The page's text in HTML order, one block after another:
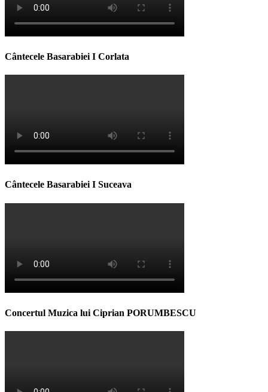
Cântecele Basarabiei I Corlata
Cântecele Basarabiei I Suceava
Concertul Muzica lui Ciprian PORUMBESCU